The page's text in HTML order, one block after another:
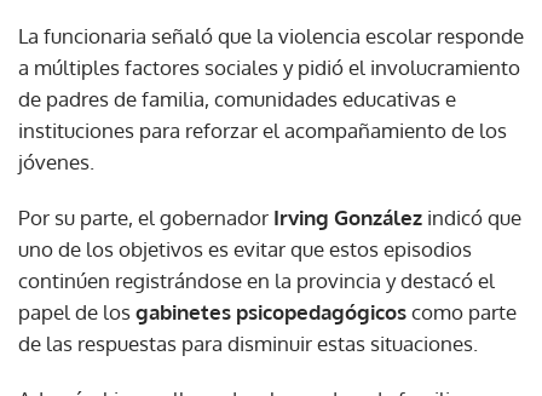
La funcionaria señaló que la violencia escolar responde
a múltiples factores sociales y pidió el involucramiento
de padres de familia, comunidades educativas e
instituciones para reforzar el acompañamiento de los
jóvenes.
Por su parte, el gobernador Irving González indicó que
uno de los objetivos es evitar que estos episodios
continúen registrándose en la provincia y destacó el
papel de losgabinetes psicopedagógicoscomo parte
de las respuestas para disminuir estas situaciones.